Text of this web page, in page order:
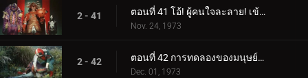
2 - 41 ตอนที่ 41 โอ้! ผู้คนใจละลาย! เข้ามา จอมพลเกราะ
Nov. 24, 1973
2 - 42 ตอนที่ 42 การทดลองของมนุษย์ของมนุษย์หอยทาก!
Dec. 01, 1973